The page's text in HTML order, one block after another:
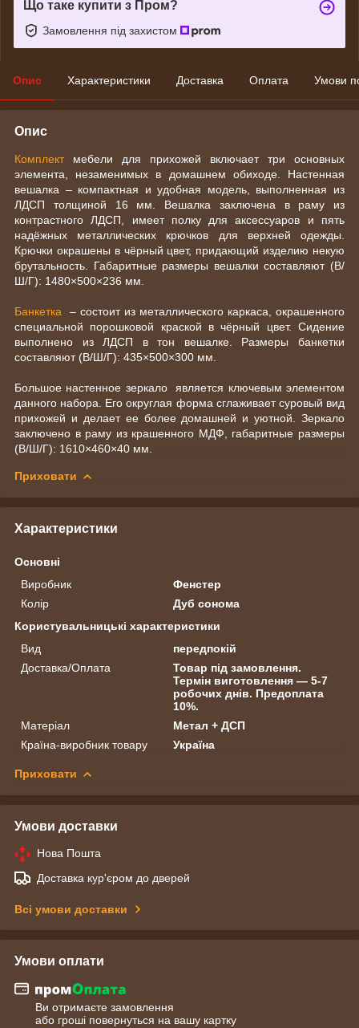
Що таке купити з Пром?
Замовлення під захистом
Опис Характеристики Доставка Оплата Умови
Опис
Комплектмебели для прихожей включает три основных
элемента, незаменимых в домашнем обиходе. Настенная
вешалка – компактная и удобная модель, выполненная из
ЛДСП толщиной 16 мм. Вешалка заключена в раму из
контрастного ЛДСП, имеет полку для аксессуаров и пять
надёжных металлических крючков для верхней одежды.
Крючки окрашены в чёрный цвет, придающий изделию некую
брутальность. Габаритные размеры вешалки составляют (В/
Ш/Г): 1480×500×236 мм.
Банкетка – состоит из металлического каркаса, окрашенного
специальной порошковой краской в чёрный цвет. Сидение
выполнено из ЛДСП в тон вешалке. Размеры банкетки
составляют (В/Ш/Г): 435×500×300 мм.
Большое настенное зеркало является ключевым элементом
данного набора. Его округлая форма сглаживает суровый вид
прихожей и делает ее более домашней и уютной. Зеркало
заключено в раму из крашенного МДФ, габаритные размеры
(В/Ш/Г): 1610×460×40 мм.
Приховати
Характеристики
Основні
Виробник
Фенстер
Колір
Дуб сонома
Користувальницькі характеристики
Вид
передпокій
Доставка/Оплата
Товар під замовлення.
Термін виготовлення — 5-7
робочих днів. Предоплата
10%.
Матеріал
Метал + ДСП
Країна-виробник товару
Україна
Приховати
Умови доставки
Нова Пошта
Доставка кур'єром до дверей
Всі умови доставки
Умови оплати
Ви отримаєте замовлення
або гроші повернуться на вашу картку